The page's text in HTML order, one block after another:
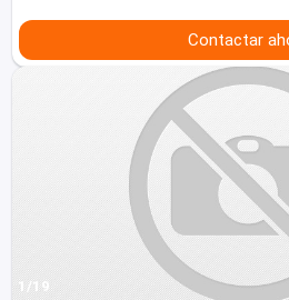
Contactar
1/19